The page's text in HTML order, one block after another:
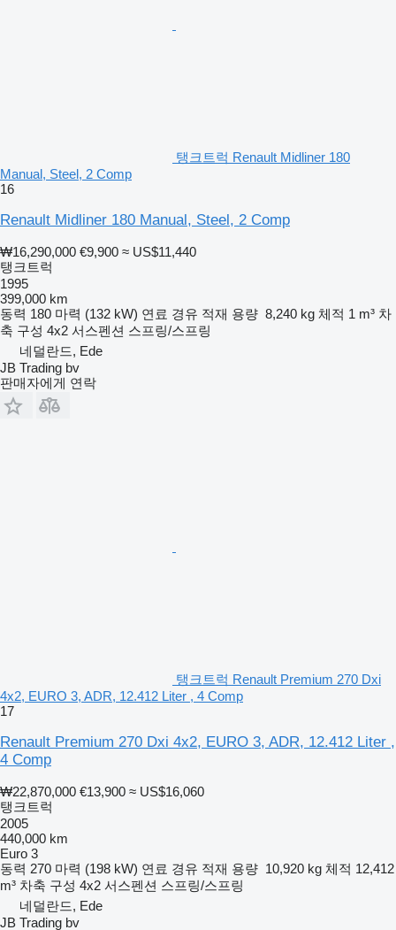
탱크트럭 Renault Midliner 180
Manual, Steel, 2 Comp
16
Renault Midliner 180 Manual, Steel, 2 Comp
₩16,290,000 €9,900 ≈ US$11,440
탱크트럭
1995
399,000 km
동력 180 마력 (132 kW) 연료 경유 적재 용량 8,240 kg 체적 1 m³ 차
축 구성 4x2 서스펜션 스프링/스프링
네덜란드, Ede
JB Trading bv
판매자에게 연락
탱크트럭 Renault Premium 270 Dxi
4x2, EURO 3, ADR, 12.412 Liter , 4 Comp
17
Renault Premium 270 Dxi 4x2, EURO 3, ADR, 12.412 Liter ,
4 Comp
₩22,870,000 €13,900 ≈ US$16,060
탱크트럭
2005
440,000 km
Euro 3
동력 270 마력 (198 kW) 연료 경유 적재 용량 10,920 kg 체적 12,412
m³ 차축 구성 4x2 서스펜션 스프링/스프링
네덜란드, Ede
JB Trading bv